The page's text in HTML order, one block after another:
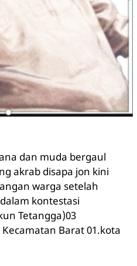
dan muda bergaul
akrab disapa jon kini
warga setelah
kontestasi
Tetangga)03
Barat 01.kota